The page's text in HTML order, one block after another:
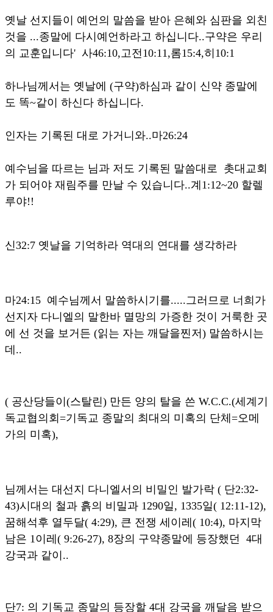
옛날 선지들이 예언의 말씀을 받아 은혜와 심판을 외친
것을 ...종말에 다시예언하라고 하십니다..구약은 우리
의 교훈입니다' 사46:10,고전10:11,롬15:4,히10:1
하나님께서는 옛날에 (구약)하심과 같이 신약 종말에
도 똑~같이 하신다 하십니다.
인자는 기록된 대로 가거니와..마26:24
예수님을 따르는 님과 저도 기록된 말씀대로 촛대교회
가 되어야 재림주를 만날 수 있습니다..계1:12~20 할렐
루야!!
신32:7 옛날을 기억하라 역대의 연대를 생각하라
마24:15 예수님께서 말씀하시기를.....그러므로 너희가
선지자 다니엘의 말한바 멸망의 가증한 것이 거룩한 곳
에 선 것을 보거든 (읽는 자는 깨달을찐저) 말씀하시는
데..
( 공산당들이(스탈린) 만든 양의 탈을 쓴 W.C.C.(세계기
독교협의회=기독교 종말의 최대의 미혹의 단체=오메
가의 미혹),
님께서는 대선지 다니엘서의 비밀인 발가락 ( 단2:32-
43)시대의 철과 흙의 비밀과 1290일, 1335일( 12:11-12),
꿈해석후 열두달( 4:29), 큰 전쟁 세이레( 10:4), 마지막
남은 1이레( 9:26-27), 8장의 구약종말에 등장했던 4대
강국과 같이..
단7: 의 기독교 종말의 등장할 4대 강국을 깨달음 받으